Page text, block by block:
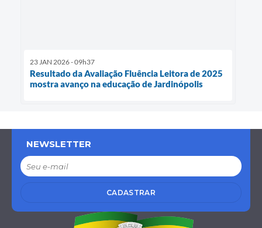
23 JAN 2026 - 09h37
Resultado da Avaliação Fluência Leitora de 2025
mostra avanço na educação de Jardinópolis
NEWSLETTER
CADASTRAR